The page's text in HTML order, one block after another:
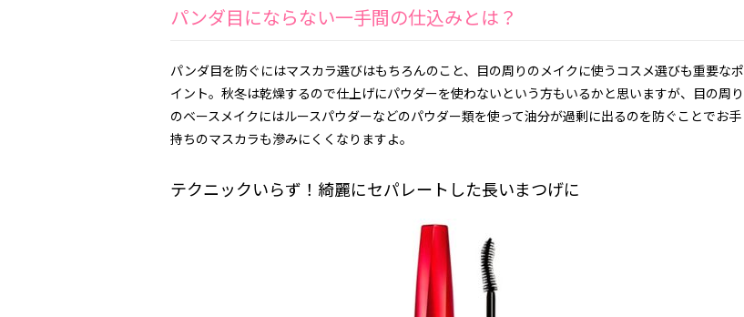
パンダ目にならない一手間の仕込みとは？
パンダ目を防ぐにはマスカラ選びはもちろんのこと、目の周りのメイクに使うコスメ選びも重要なポ
イント。秋冬は乾燥するので仕上げにパウダーを使わないという方もいるかと思いますが、目の周り
のベースメイクにはルースパウダーなどのパウダー類を使って油分が過剰に出るのを防ぐことでお手
持ちのマスカラも滲みにくくなりますよ。
テクニックいらず！綺麗にセパレートした長いまつげに